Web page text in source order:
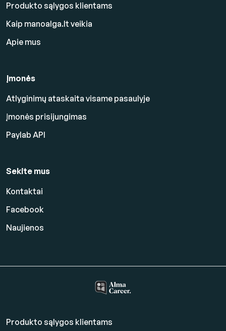
Produkto sąlygos klientams
Kaip manoalga.lt veikia
Apie mus
Įmonės
Atlyginimų ataskaita visame pasaulyje
Įmonės prisijungimas
Paylab API
Sekite mus
Kontaktai
Facebook
Naujienos
Produkto sąlygos klientams